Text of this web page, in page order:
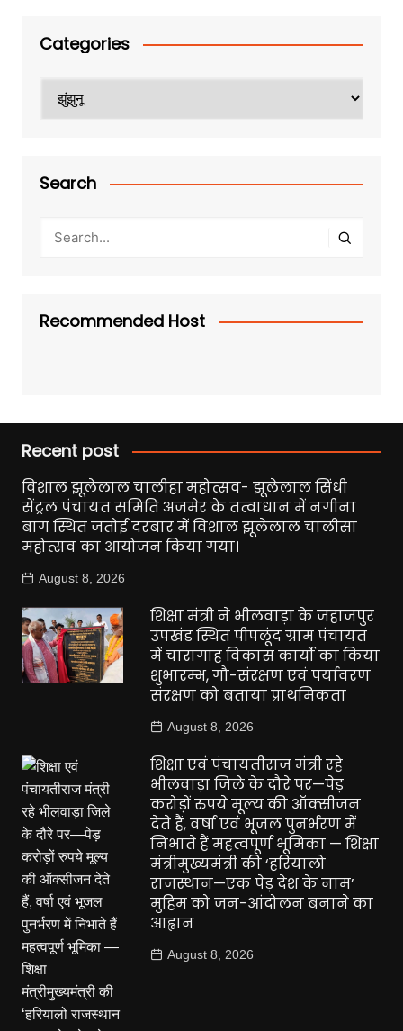
Categories
Search
Recommended Host
Recent post
विशाल झूलेलाल चालीहा महोत्सव- झूलेलाल सिंधी
सेंट्रल पंचायत समिति अजमेर के तत्वाधान में नगीना
बाग स्थित जतोई दरबार में विशाल झूलेलाल चालीसा
महोत्सव का आयोजन किया गया।
August 8, 2026
शिक्षा मंत्री ने भीलवाड़ा के जहाजपुर
उपखंड स्थित पीपलूंद ग्राम पंचायत
में चारागाह विकास कार्यो का किया
शुभारम्भ, गौ-संरक्षण एवं पर्यावरण
संरक्षण को बताया प्राथमिकता
August 8, 2026
शिक्षा एवं पंचायतीराज मंत्री रहे
भीलवाड़ा जिले के दौरे पर—पेड़
करोड़ों रुपये मूल्य की ऑक्सीजन
देते हैं, वर्षा एवं भूजल पुनर्भरण में
निभाते हैं महत्वपूर्ण भूमिका — शिक्षा
मंत्रीमुख्यमंत्री की ‘हरियालो
राजस्थान—एक पेड़ देश के नाम’
मुहिम को जन-आंदोलन बनाने का
आह्वान
August 8, 2026